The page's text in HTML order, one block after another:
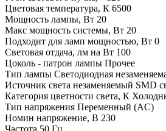
Цветовая температура, К 6500
Мощность лампы, Вт 20
Макс мощность системы, Вт 20
Подходит для ламп мощностью, Вт 0
Световая отдача, лм на Вт 100
Цоколь - патрон лампы Прочее
Тип лампы Светодиодная
Источник света незаменяемый SMD
Категория цветности света, К
Тип напряжения Переменный (AC)
Номин напряжение, В 230
Частота 50 Гц